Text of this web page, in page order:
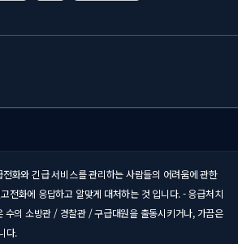
화와 긴급 서비스를 관리하는 사람들의 어려움에 관한
전화에 응답하고 알맞게 대처하는 것 입니다. - 응급처치
수의 소방관 / 경찰관 / 구급대원을 출동시키거나, 가끔은
다.